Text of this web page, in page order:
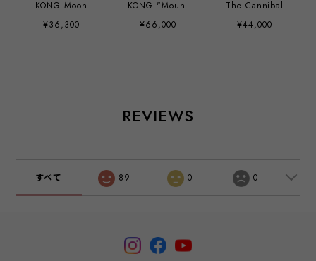
KONG Moon
Light edition
¥36,300
KONG "Mount
Kobo Tsutomu"
ver.
¥66,000
The Cannibal
Girl hand paint
custom by Mirock
¥44,000
REVIEWS
すべて 89 0 0